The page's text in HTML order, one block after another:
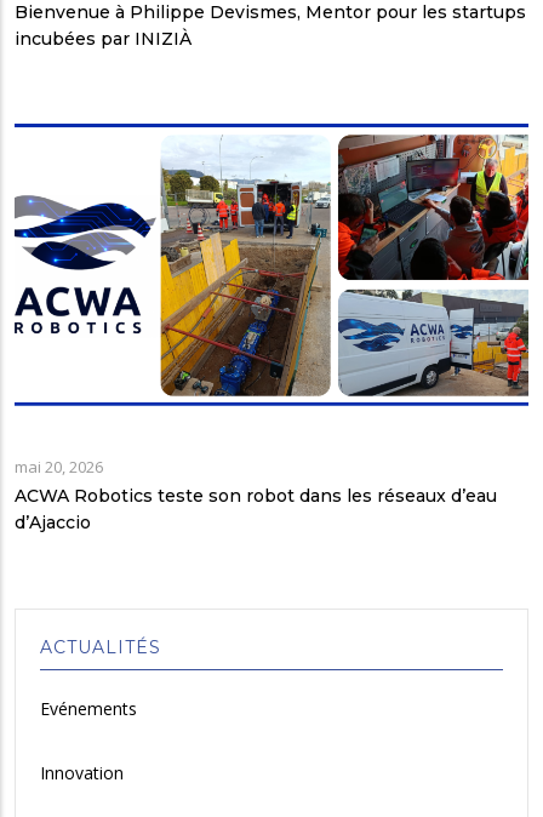
Bienvenue à Philippe Devismes, Mentor pour les startups
incubées par INIZIÀ
mai 20, 2026
ACWA Robotics teste son robot dans les réseaux d’eau
d’Ajaccio
ACTUALITÉS
Evénements
Innovation